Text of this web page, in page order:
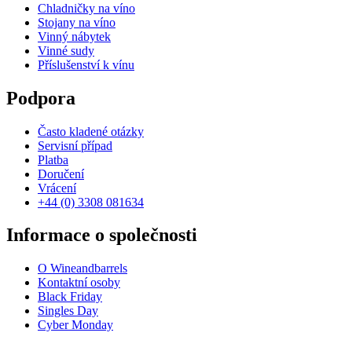
Chladničky na víno
Stojany na víno
Vinný nábytek
Vinné sudy
Příslušenství k vínu
Podpora
Často kladené otázky
Servisní případ
Platba
Doručení
Vrácení
+44 (0) 3308 081634
Informace o společnosti
O Wineandbarrels
Kontaktní osoby
Black Friday
Singles Day
Cyber Monday